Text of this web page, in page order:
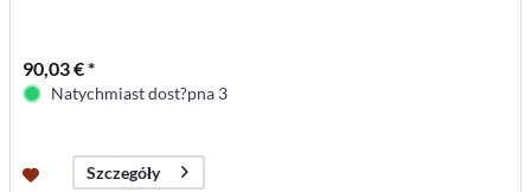
90,03 € *
Natychmiast dost?pna 3
Szczegóły